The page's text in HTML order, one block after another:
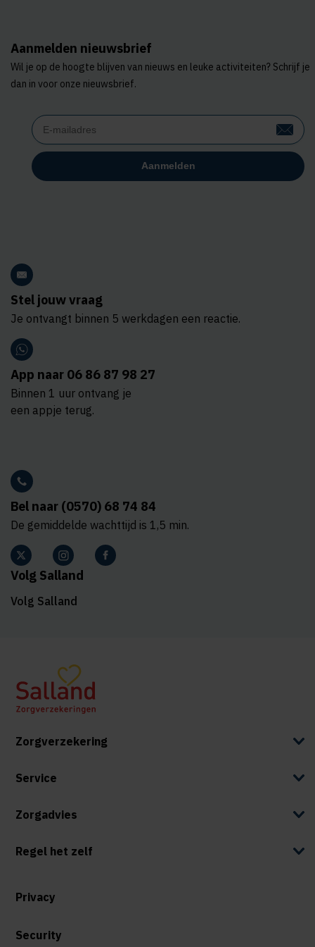
Aanmelden nieuwsbrief
Wil je op de hoogte blijven van nieuws en leuke activiteiten? Schrijf je
dan in voor onze nieuwsbrief.
Stel jouw vraag
Je ontvangt binnen 5 werkdagen een reactie.
App naar 06 86 87 98 27
Binnen 1 uur ontvang je
een appje terug.
Bel naar (0570) 68 74 84
De gemiddelde wachttijd is 1,5 min.
Volg Salland
Volg Salland
Zorgverzekering
Service
Zorgadvies
Regel het zelf
Privacy
Security